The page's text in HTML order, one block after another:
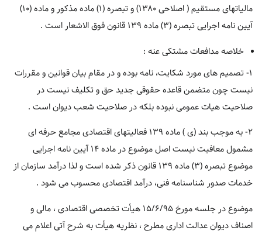
مالیاتهای مستقیم ( اصلاحی ۱۳۸۰) و تبصره (۱) ماده مذکور و ماده (۱۰)
آیین نامه اجرایی تبصره (۳) ماده ۱۳۹ قانون فوق الاشعار است .
خلاصه مدافعات مشتکی عنه :
۱- تصمیم های مورد شکایت، نامه بوده و در مقام بیان قوانین و مقررات
نیست چون متضمن قاعده حقوقی جدید حق و تکلیف نیست در
صلاحیت هیات عمومی نبوده بلکه در صلاحیت شعب دیوان است .
۲- به موجب بند (ی ) ماده ۱۳۹ فعالیتهای اقتصادی مجامع حرفه ای
مشمول معافیت نیست اصل موضوع در ماده ۱۴ آیین نامه اجرایی
موضوع تبصره (۳) ماده ۱۳۹ قانون ذکر شده است و لذا درآمد سازمان از
خدمات صدور شناسنامه فنی، درآمد اقتصادی محسوب می شود .
موضوع در جلسه مورخ ۱۵/۶/۹۵ هیأت تخصصی اقتصادی ، مالی و
اصناف دیوان عدالت اداری مطرح ، نظریه هیأت به شرح آتی اعلام می